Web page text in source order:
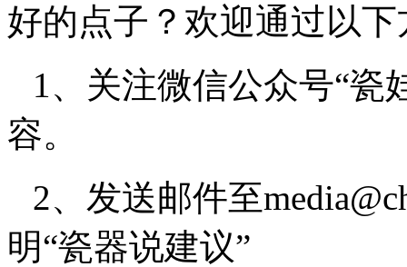
好的点子？欢迎通过以
1、关注微信公众号“瓷
容。
2、发送邮件至
明“瓷器说建议”